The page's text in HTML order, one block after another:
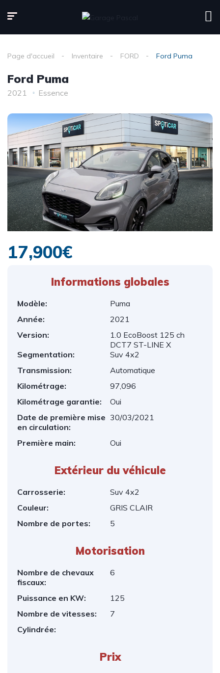
Page d'accueil Inventaire FORD Ford Puma
Ford Puma
2021 Essence
17,900€
Informations globales​
Modèle:
Puma
Année:
2021
Version:
1.0 EcoBoost 125 ch
DCT7 ST-LINE X
Segmentation:
Suv 4x2
Transmission:
Automatique
Kilométrage:
97,096
Kilométrage garantie:
Oui
Date de première mise
en circulation:
30/03/2021
Première main: Oui
Extérieur du véhicule
Carrosserie:
Suv 4x2
Couleur:
GRIS CLAIR
Nombre de portes:
5
Motorisation
Nombre de chevaux
fiscaux:
6
Puissance en KW:
125
Nombre de vitesses:
7
Cylindrée:
Prix